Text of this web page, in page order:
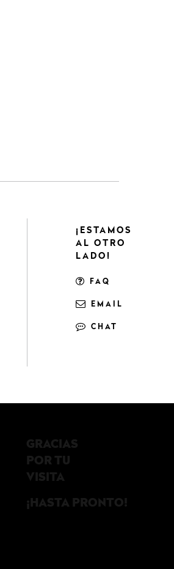
¡ESTAMOS
AL OTRO
LADO!
FAQ
EMAIL
CHAT
GRACIAS
POR TU
VISITA
¡HASTA PRONTO!